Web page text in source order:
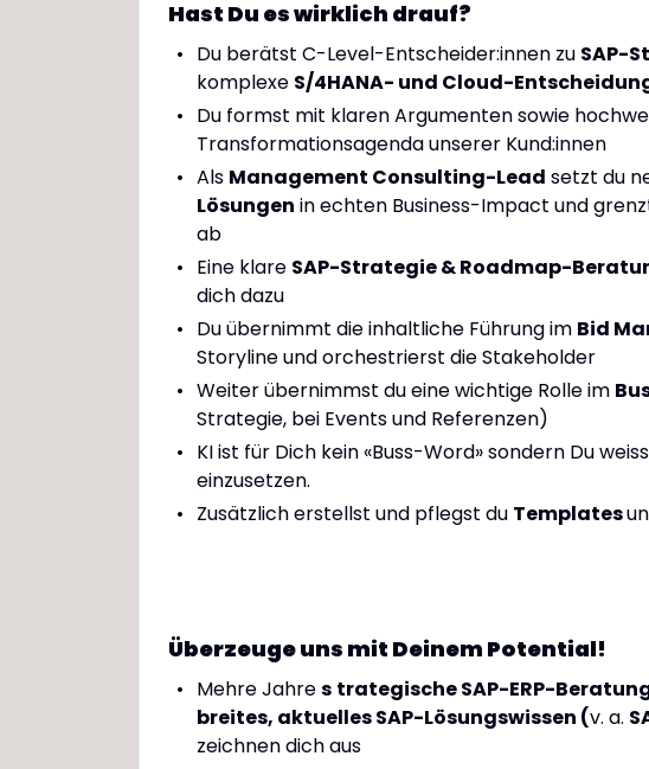
Hast Du es wirklich drauf?
Du berätst C-Level-Entscheider:innen zu SAP-
komplexe S/4HANA- und Cloud-
Du formst mit klaren Argumenten sowie
Transformationsagenda unserer Kund:innen
Als Management Consulting-Lead setzt du
Lösungen in echten Business-Impact und
ab
Eine klare SAP-Strategie & Roadmap-
dich dazu
Du übernimmt die inhaltliche Führung im Bid
Storyline und orchestrierst die Stakeholder
Weiter übernimmst du eine wichtige Rolle im
Strategie, bei Events und Referenzen)
KI ist für Dich kein «Buss-Word» sondern Du
einzusetzen.
Zusätzlich erstellst und pflegst du Templates
Überzeuge uns mit Deinem Potential!
Mehre Jahres trategische SAP-ERP-
breites, aktuelles SAP-Lösungswissen (v. a.
zeichnen dich aus